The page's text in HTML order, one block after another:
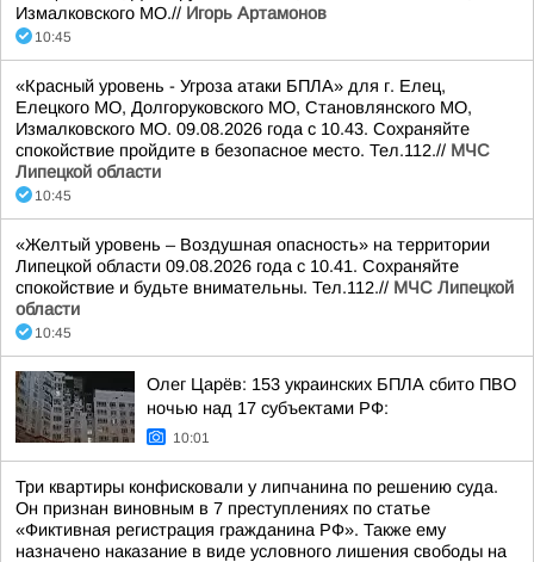
Измалковского МО.// Игорь Артамонов
10:45
«Красный уровень - Угроза атаки БПЛА» для г. Елец,
Елецкого МО, Долгоруковского МО, Становлянского МО,
Измалковского МО. 09.08.2026 года с 10.43. Сохраняйте
спокойствие пройдите в безопасное место. Тел.112.// МЧС
Липецкой области
10:45
«Желтый уровень – Воздушная опасность» на территории
Липецкой области 09.08.2026 года с 10.41. Сохраняйте
спокойствие и будьте внимательны. Тел.112.// МЧС Липецкой
области
10:45
Олег Царёв: 153 украинских БПЛА сбито ПВО
ночью над 17 субъектами РФ:
10:01
Три квартиры конфисковали у липчанина по решению суда.
Он признан виновным в 7 преступлениях по статье
«Фиктивная регистрация гражданина РФ». Также ему
назначено наказание в виде условного лишения свободы на